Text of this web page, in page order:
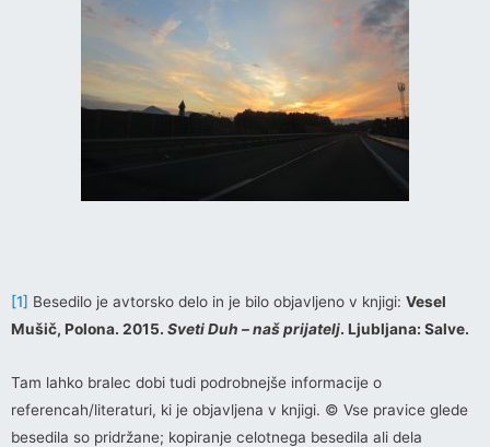
[1] Besedilo je avtorsko delo in je bilo objavljeno v knjigi: Vesel
Mušič, Polona. 2015. Sveti Duh – naš prijatelj. Ljubljana: Salve.
Tam lahko bralec dobi tudi podrobnejše informacije o
referencah/literaturi, ki je objavljena v knjigi. © Vse pravice glede
besedila so pridržane; kopiranje celotnega besedila ali dela